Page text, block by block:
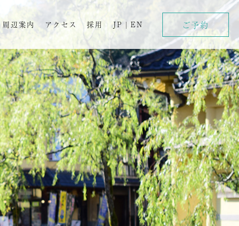
周辺案内 アクセス 採用 JP | EN ご予約